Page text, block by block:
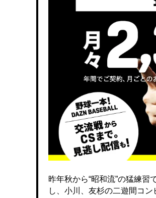
昨年秋から“昭和流”の猛練
し、小川、友杉の二遊間コ